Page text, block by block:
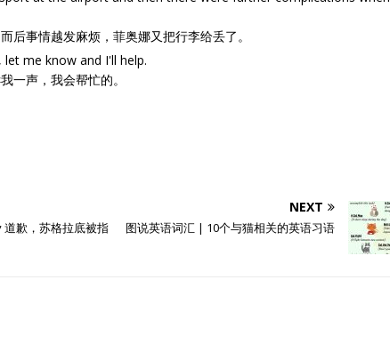
后事情越发麻烦，菲奥娜又把行李给丢了。
me know and I'll help.
一声，我会帮忙的。
歉，苏格拉底被指
NEXT
图说英语词汇 | 10个与猫相关的英语习语